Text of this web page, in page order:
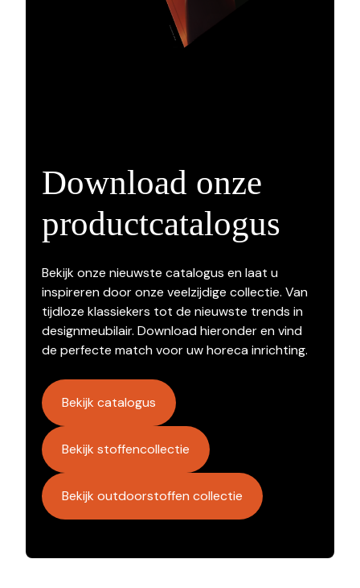
Download onze
productcatalogus
Bekijk onze nieuwste catalogus en laat u
inspireren door onze veelzijdige collectie. Van
tijdloze klassiekers tot de nieuwste trends in
designmeubilair. Download hieronder en vind
de perfecte match voor uw horeca inrichting.
Bekijk catalogus
Bekijk stoffencollectie
Bekijk outdoorstoffen collectie